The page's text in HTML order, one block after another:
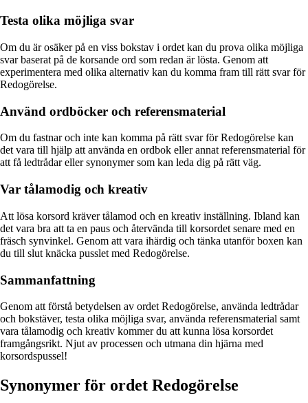
Testa olika möjliga svar
Om du är osäker på en viss bokstav i ordet kan du prova olika möjliga
svar baserat på de korsande ord som redan är lösta. Genom att
experimentera med olika alternativ kan du komma fram till rätt svar för
Redogörelse.
Använd ordböcker och referensmaterial
Om du fastnar och inte kan komma på rätt svar för Redogörelse kan
det vara till hjälp att använda en ordbok eller annat referensmaterial för
att få ledtrådar eller synonymer som kan leda dig på rätt väg.
Var tålamodig och kreativ
Att lösa korsord kräver tålamod och en kreativ inställning. Ibland kan
det vara bra att ta en paus och återvända till korsordet senare med en
fräsch synvinkel. Genom att vara ihärdig och tänka utanför boxen kan
du till slut knäcka pusslet med Redogörelse.
Sammanfattning
Genom att förstå betydelsen av ordet Redogörelse, använda ledtrådar
och bokstäver, testa olika möjliga svar, använda referensmaterial samt
vara tålamodig och kreativ kommer du att kunna lösa korsordet
framgångsrikt. Njut av processen och utmana din hjärna med
korsordspussel!
Synonymer för ordet Redogörelse